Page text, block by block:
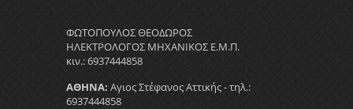
ΦΩΤΟΠΟΥΛΟΣ ΘΕΟΔΩΡΟΣ
ΗΛΕΚΤΡΟΛΟΓΟΣ ΜΗΧΑΝΙΚΟΣ Ε.Μ.Π.
κιν.: 6937444858
ΑΘΗΝΑ: Αγιος Στέφανος Αττικής - τηλ.:
6937444858